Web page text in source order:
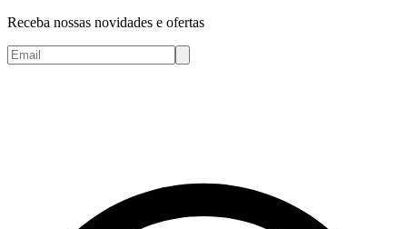
Receba nossas novidades e ofertas